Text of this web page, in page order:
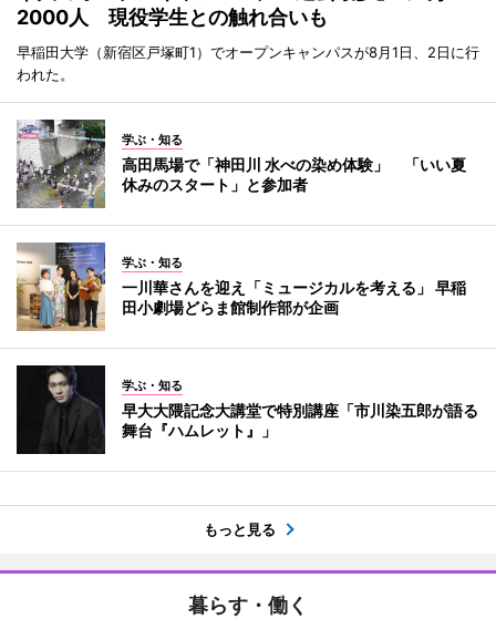
2000人 現役学生との触れ合いも
早稲田大学（新宿区戸塚町1）でオープンキャンパスが8月1日、2日に行
われた。
学ぶ・知る
高田馬場で「神田川 水べの染め体験」 「いい夏
休みのスタート」と参加者
学ぶ・知る
一川華さんを迎え「ミュージカルを考える」 早稲
田小劇場どらま館制作部が企画
学ぶ・知る
早大大隈記念大講堂で特別講座「市川染五郎が語る
舞台『ハムレット』」
もっと見る
暮らす・働く